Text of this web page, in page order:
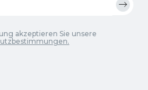
akzeptieren Sie unsere